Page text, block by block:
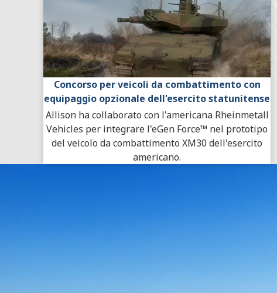
Concorso per veicoli da combattimento con
equipaggio opzionale dell'esercito statunitense
Allison ha collaborato con l'americana Rheinmetall
Vehicles per integrare l'eGen Force™ nel prototipo
del veicolo da combattimento XM30 dell'esercito
americano.